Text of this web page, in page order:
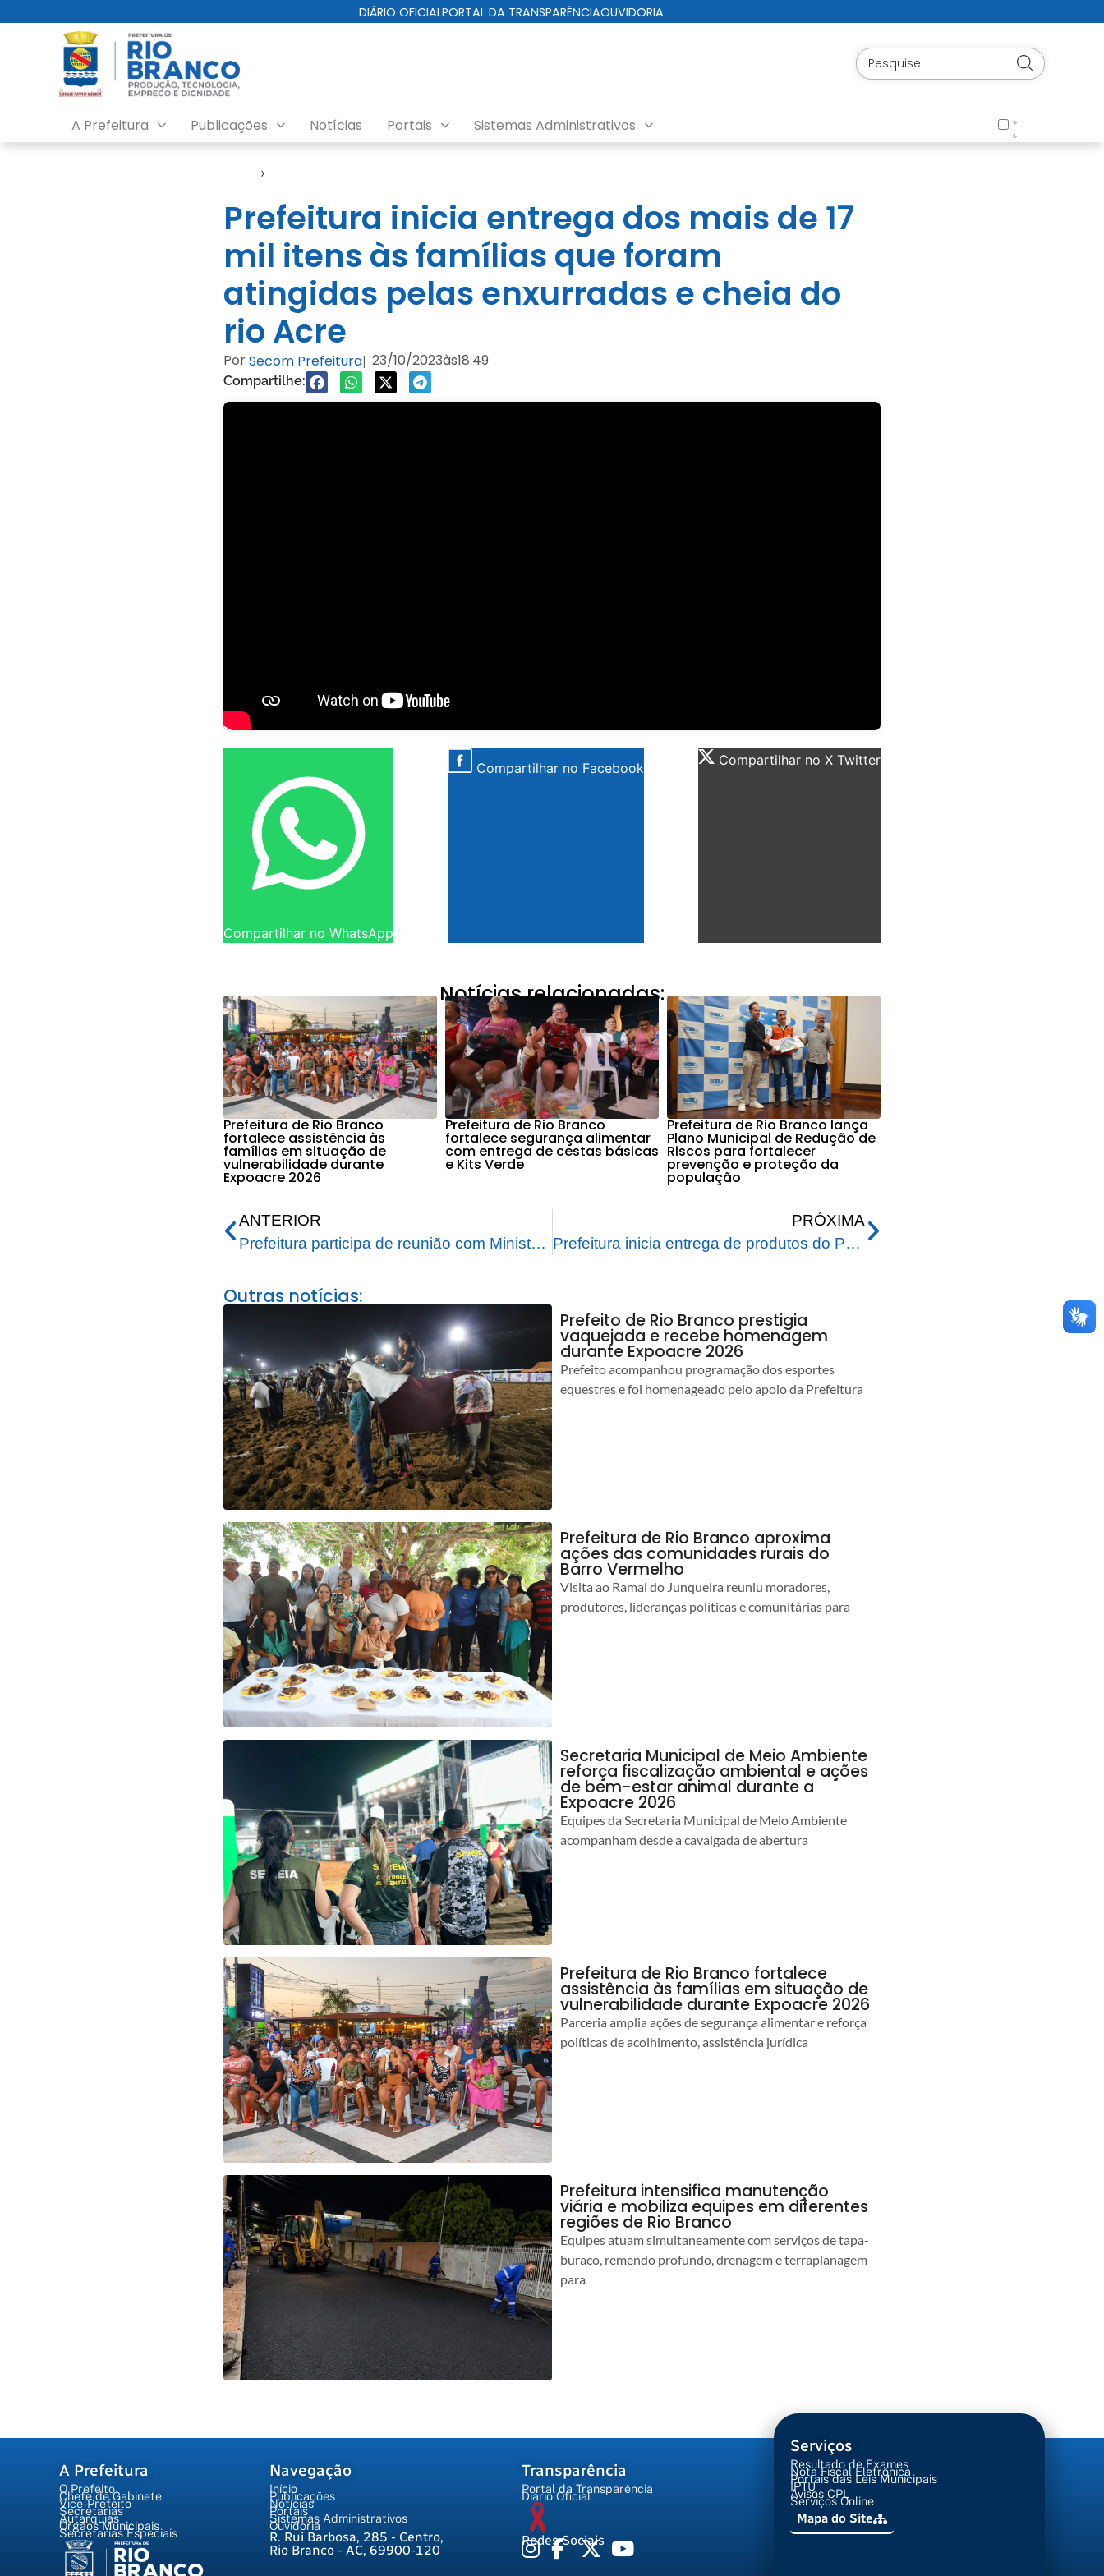
DIÁRIO OFICIALPORTAL DA TRANSPARÊNCIAOUVIDORIA
A Prefeitura Publicações Notícias Portais Sistemas Administrativos
›
Prefeitura inicia entrega dos mais de 17
mil itens às famílias que foram
atingidas pelas enxurradas e cheia do
rio Acre
PorSecom Prefeitura| 23/10/2023às18:49
Compartilhe:
Compartilhar no WhatsApp
Compartilhar no Facebook Compartilhar no X Twitter
Notícias relacionadas:
Prefeitura de Rio Branco
fortalece assistência às
famílias em situação de
vulnerabilidade durante
Expoacre 2026
Prefeitura de Rio Branco
fortalece segurança alimentar
com entrega de cestas básicas
e Kits Verde
Prefeitura de Rio Branco lança
Plano Municipal de Redução de
Riscos para fortalecer
prevenção e proteção da
população
ANTERIOR
Prefeitura participa de reunião com Ministério das Cidades e Frente Nacional de Prefeitos
PRÓXIMA
Prefeitura inicia entrega de produtos do Programa Recomeço para as Famílias 2023 pela regional Rui Lino
Outras notícias:
Prefeito de Rio Branco prestigia
vaquejada e recebe homenagem
durante Expoacre 2026
Prefeito acompanhou programação dos esportes
equestres e foi homenageado pelo apoio da Prefeitura
Prefeitura de Rio Branco aproxima
ações das comunidades rurais do
Barro Vermelho
Visita ao Ramal do Junqueira reuniu moradores,
produtores, lideranças políticas e comunitárias para
Secretaria Municipal de Meio Ambiente
reforça fiscalização ambiental e ações
de bem-estar animal durante a
Expoacre 2026
Equipes da Secretaria Municipal de Meio Ambiente
acompanham desde a cavalgada de abertura
Prefeitura de Rio Branco fortalece
assistência às famílias em situação de
vulnerabilidade durante Expoacre 2026
Parceria amplia ações de segurança alimentar e reforça
políticas de acolhimento, assistência jurídica
Prefeitura intensifica manutenção
viária e mobiliza equipes em diferentes
regiões de Rio Branco
Equipes atuam simultaneamente com serviços de tapa-
buraco, remendo profundo, drenagem e terraplanagem
para
A Prefeitura
O Prefeito
Chefe de Gabinete
Vice-Prefeito
Secretarias
Autarquias
Órgãos Municipais
Secretarias Especiais
Navegação
Início
Publicações
Notícias
Portais
Sistemas Administrativos
Ouvidoria
R. Rui Barbosa, 285 - Centro,
Rio Branco - AC, 69900-120
Transparência
Portal da Transparência
Diário Oficial
Redes Sociais
Serviços
Resultado de Exames
Nota Fiscal Eletrônica
Portais das Leis Municipais
IPTU
Avisos CPL
Serviços Online
Mapa do Site